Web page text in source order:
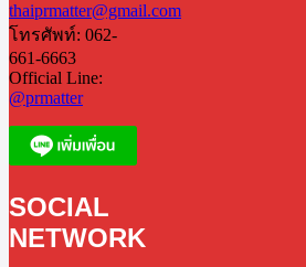
thaiprmatter@gmail.com
โทรศัพท์: 062-
661-6663
Official Line:
@prmatter
SOCIAL
NETWORK